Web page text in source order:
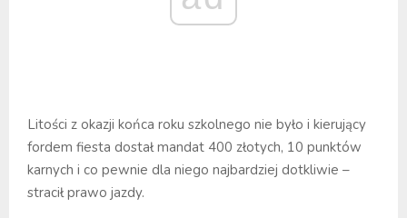
Litości z okazji końca roku szkolnego nie było i kierujący
fordem fiesta dostał mandat 400 złotych, 10 punktów
karnych i co pewnie dla niego najbardziej dotkliwie –
stracił prawo jazdy.